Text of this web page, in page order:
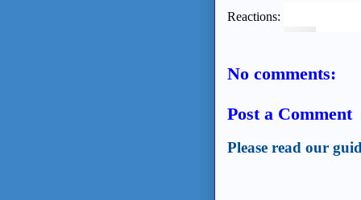
Reactions:
No comments:
Post a Comment
Please read our